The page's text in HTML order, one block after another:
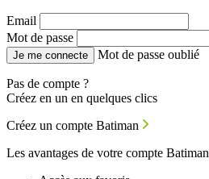
Email
Mot de passe
Je me connecte Mot de passe oublié
Pas de compte ?
Créez en un en quelques clics
Créez un compte Batiman
Les avantages de votre compte Batiman